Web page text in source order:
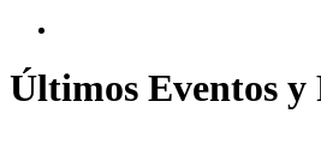
Últimos Eventos y